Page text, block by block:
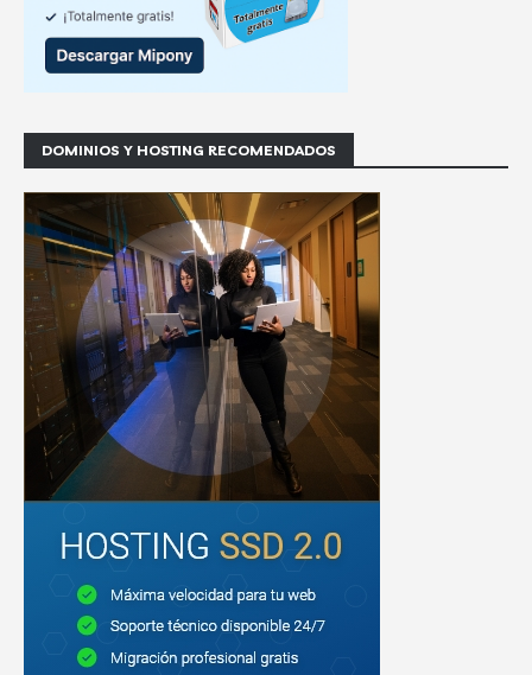
DOMINIOS Y HOSTING RECOMENDADOS